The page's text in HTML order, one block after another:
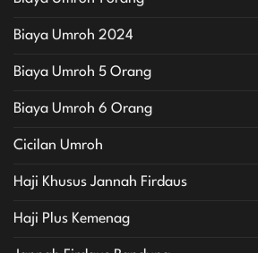
Biaya Umroh 2024
Biaya Umroh 5 Orang
Biaya Umroh 6 Orang
Cicilan Umroh
Haji Khusus Jannah Firdaus
Haji Plus Kemenag